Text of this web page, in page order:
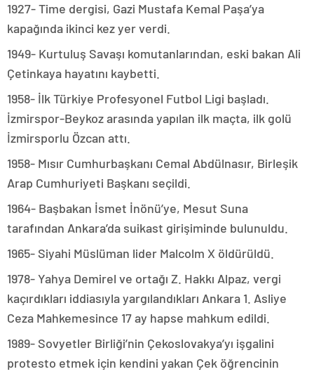
1927- Time dergisi, Gazi Mustafa Kemal Paşa’ya
kapağında ikinci kez yer verdi.
1949- Kurtuluş Savaşı komutanlarından, eski bakan Ali
Çetinkaya hayatını kaybetti.
1958- İlk Türkiye Profesyonel Futbol Ligi başladı.
İzmirspor-Beykoz arasında yapılan ilk maçta, ilk golü
İzmirsporlu Özcan attı.
1958- Mısır Cumhurbaşkanı Cemal Abdülnasır, Birleşik
Arap Cumhuriyeti Başkanı seçildi.
1964- Başbakan İsmet İnönü’ye, Mesut Suna
tarafından Ankara’da suikast girişiminde bulunuldu.
1965- Siyahi Müslüman lider Malcolm X öldürüldü.
1978- Yahya Demirel ve ortağı Z. Hakkı Alpaz, vergi
kaçırdıkları iddiasıyla yargılandıkları Ankara 1. Asliye
Ceza Mahkemesince 17 ay hapse mahkum edildi.
1989- Sovyetler Birliği’nin Çekoslovakya’yı işgalini
protesto etmek için kendini yakan Çek öğrencinin